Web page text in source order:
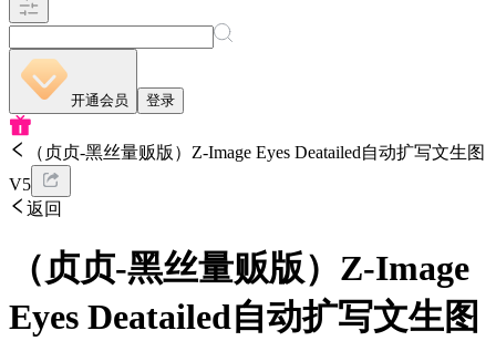
开通会员 登录
（贞贞-黑丝量贩版）Z-Image Eyes Deatailed自动扩写文生图
V5
返回
（贞贞-黑丝量贩版）Z-Image
Eyes Deatailed自动扩写文生图